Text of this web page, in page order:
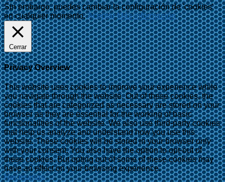
Sin embargo, puedes cambiar la configuración de 'cookies'
en cualquier momento.Aceptar Más información
Cerrar
Privacy Overview
This website uses cookies to improve your experience while
you navigate through the website. Out of these cookies, the
cookies that are categorized as necessary are stored on your
browser as they are essential for the working of basic
functionalities of the website. We also use third-party cookies
that help us analyze and understand how you use this
website. These cookies will be stored in your browser only
with your consent. You also have the option to opt-out of
these cookies. But opting out of some of these cookies may
have an effect on your browsing experience.
Necesarias